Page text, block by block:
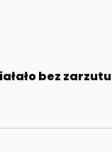
bez zarzutu